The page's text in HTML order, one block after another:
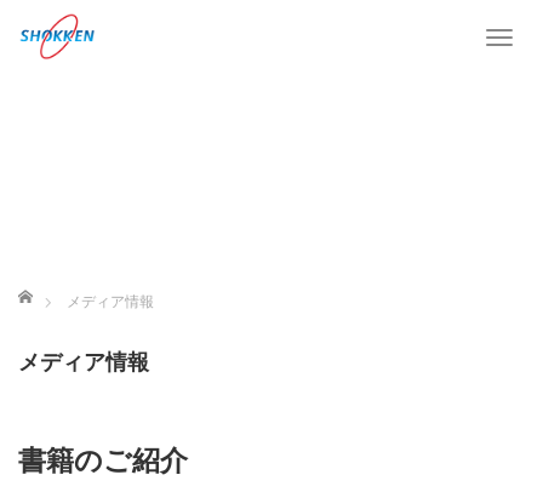
ホーム メディア情報
メディア情報
書籍のご紹介